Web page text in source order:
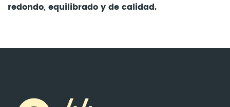
redondo, equilibrado y de calidad.